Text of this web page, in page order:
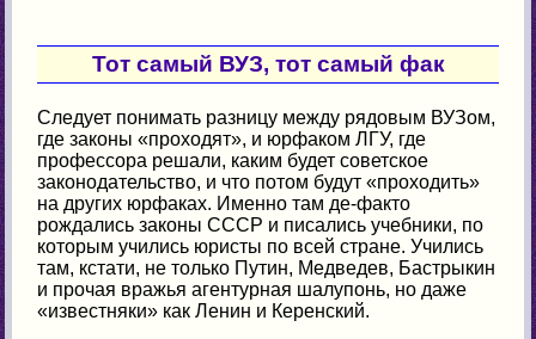
Тот самый ВУЗ, тот самый фак
Следует понимать разницу между рядовым ВУЗом,
где законы «проходят», и юрфаком ЛГУ, где
профессора решали, каким будет советское
законодательство, и что потом будут «проходить»
на других юрфаках. Именно там де-факто
рождались законы СССР и писались учебники, по
которым учились юристы по всей стране. Учились
там, кстати, не только Путин, Медведев, Бастрыкин
и прочая вражья агентурная шалупонь, но даже
«известняки» как Ленин и Керенский.